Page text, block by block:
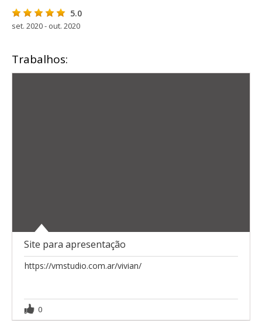
5.0
set. 2020 - out. 2020
Trabalhos:
Site para apresentação
https://vmstudio.com.ar/vivian/
0